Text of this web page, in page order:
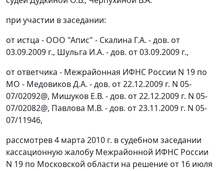
при участии в заседании:
от истца - ООО "Апис" - Скалина Г.А. - дов. от
03.09.2009 г., Шульга И.А. - дов. от 03.09.2009 г.,
от ответчика - Межрайонная ИФНС России N 19 по
МО - Медовиков Д.А. - дов. от 22.12.2009 г. N 05-
07/02092@, Мишуков Е.В. - дов. от 22.12.2009 г. N 05-
07/02082@, Павлова М.В. - дов. от 23.11.2009 г. N 05-
07/11946,
рассмотрев 4 марта 2010 г. в судебном заседании
кассационную жалобу Межрайонной ИФНС России
N 19 по Московской области на решение от 16 июля